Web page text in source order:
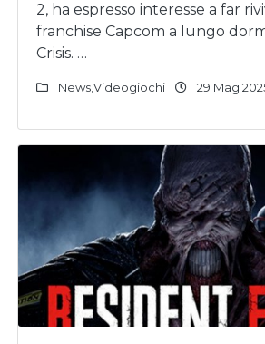
2, ha espresso interesse a far
franchise Capcom a lungo
Crisis. …
NewsVideogiochi 29 Mag